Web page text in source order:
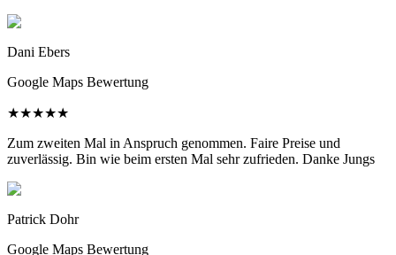
Dani Ebers
Google Maps Bewertung
★★★★★
Zum zweiten Mal in Anspruch genommen. Faire Preise und
zuverlässig. Bin wie beim ersten Mal sehr zufrieden. Danke Jungs
Patrick Dohr
Google Maps Bewertung